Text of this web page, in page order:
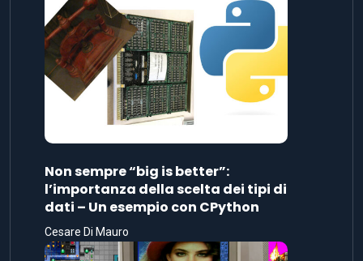
Non sempre “big is better”:
l’importanza della scelta dei tipi di
dati – Un esempio con CPython
Cesare Di Mauro